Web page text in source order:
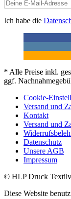
Ich habe die
* Alle Preise inkl.
ggf.
Cookie-
Versand und
Kontakt
Versand und
Datenschutz
Unsere AGB
Impressum
© HLP Druck
Diese Website